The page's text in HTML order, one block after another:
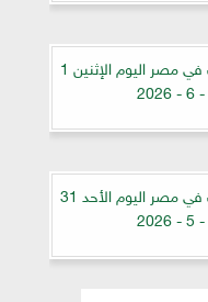
أسعار الذهب في مصر اليوم الإثنين 1
- 6 - 2026
أسعار الذهب في مصر اليوم الأحد 31
- 5 - 2026